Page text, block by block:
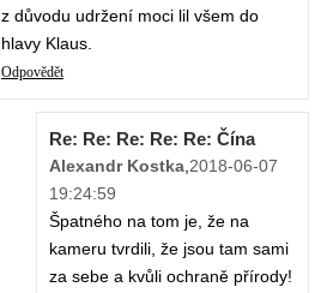
z důvodu udržení moci lil všem do
hlavy Klaus.
Odpovědět
Re: Re: Re: Re: Re: Čína
Alexandr Kostka,2018-06-07
19:24:59
Špatného na tom je, že na
kameru tvrdili, že jsou tam sami
za sebe a kvůli ochraně přírody!